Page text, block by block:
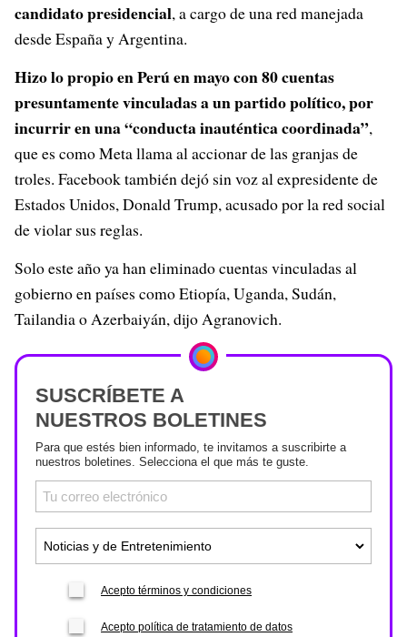
candidato presidencial, a cargo de una red manejada
desde España y Argentina.
Hizo lo propio en Perú en mayo con 80 cuentas
presuntamente vinculadas a un partido político, por
incurrir en una “conducta inauténtica coordinada”,
que es como Meta llama al accionar de las granjas de
troles. Facebook también dejó sin voz al expresidente de
Estados Unidos, Donald Trump, acusado por la red social
de violar sus reglas.
Solo este año ya han eliminado cuentas vinculadas al
gobierno en países como Etiopía, Uganda, Sudán,
Tailandia o Azerbaiyán, dijo Agranovich.
SUSCRÍBETE A
NUESTROS BOLETINES
Para que estés bien informado, te invitamos a suscribirte a
nuestros boletines. Selecciona el que más te guste.
Acepto términos y condiciones
Acepto política de tratamiento de datos